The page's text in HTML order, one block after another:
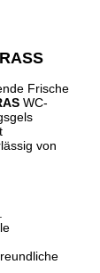
Frische
WC-
von